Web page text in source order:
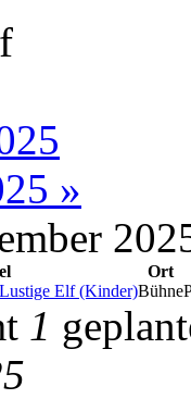
»
Ort
Elf (Kinder)Bühne
1